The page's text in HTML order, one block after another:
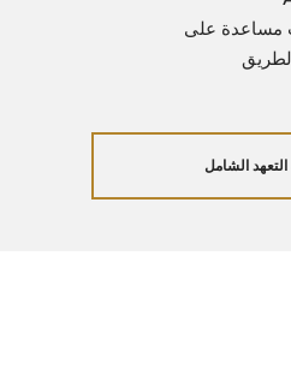
على
الشامل